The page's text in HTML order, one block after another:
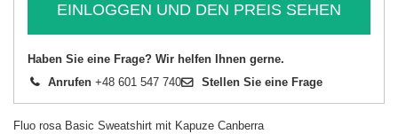
EINLOGGEN UND DEN PREIS SEHEN
Haben Sie eine Frage? Wir helfen Ihnen gerne.
Anrufen +48 601 547 740 Stellen Sie eine Frage
Fluo rosa Basic Sweatshirt mit Kapuze Canberra